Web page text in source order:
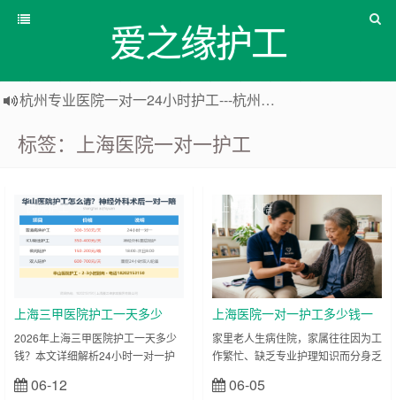
爱之缘护工
杭州专业医院一对一24小时护工---杭州爱之缘护工 18202153150
标签：上海医院一对一护工
医院护工
上海三甲医院护工一天多少
钱？2026年最新收费标准和预
约指南
2026年上海三甲医院护工一天多少
钱？本文详细解析24小时一对一护
标准，涵盖瑞金、华山、中山等各大
06-12
上海病人陪
护
上海医院一对一护工多少钱一
天？2026年靠谱陪护服务指南
家里老人生病住院，家属往往因为工
作繁忙、缺乏专业护理知识而分身乏
一对一护工服务成了很多家庭的燃眉
06-05